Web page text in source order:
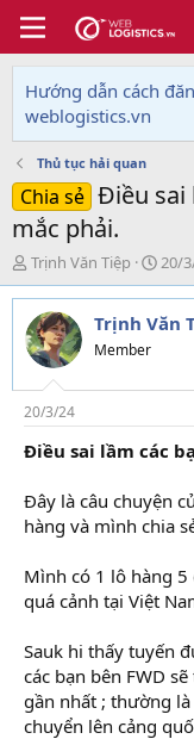
Hướng dẫn cách
weblogistics.vn
Thủ tục hải quan
Chia sẻ Điều sai
mắc phải.
T
h
r
e
a
d
s
t
a
r
e
r
Trịnh Văn Tiệp
N
g
à
y
i
20/
Trịnh Văn
Member
20/3/24
Điều sai lầm các
Đây là câu chuyện
hàng và mình chia
Mình có 1 lô hàng
quá cảnh tại Việt
Sauk hi thấy tuyến
các bạn bên FWD
gần nhất ; thường là
chuyển lên cảng